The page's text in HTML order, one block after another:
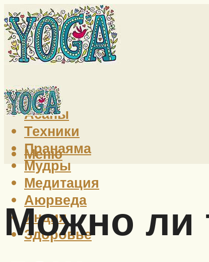
Йога
Асаны
Техники
Пранаяма
Мудры
Медитация
Аюрведа
Индия
Здоровье
Меню
Можно ли